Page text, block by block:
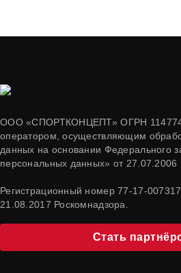
ООО «СПОРТКОНЦЕПТ» ОГРН
оператором, осуществляющим
данных на основании Федерального
персональных данных» от
Регистрационный номер 77-17-
21.08.2017 Роскомнадзора.
Стать